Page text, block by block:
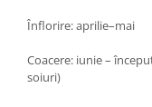
Înflorire: aprilie–mai
Coacere: iunie –
soiuri)